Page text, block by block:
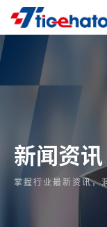
新闻资讯
掌握行业最新资讯，